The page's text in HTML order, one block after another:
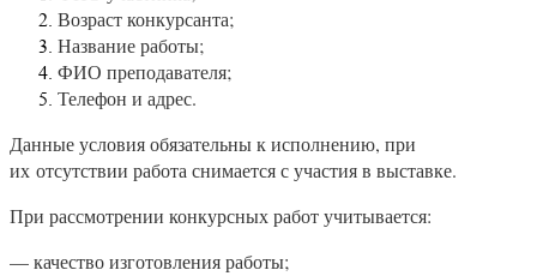
Возраст конкурсанта;
Название работы;
ФИО преподавателя;
Телефон и адрес.
Данные условия обязательны к исполнению, при
их отсутствии работа снимается с участия в выставке.
При рассмотрении конкурсных работ учитывается:
— качество изготовления работы;